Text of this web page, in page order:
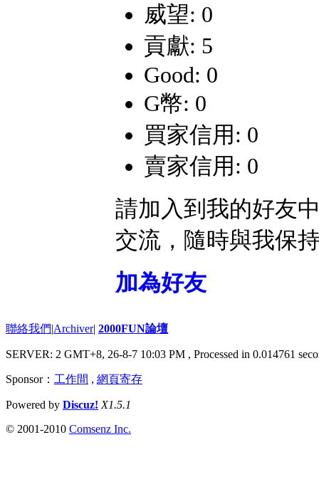
威望: 0
貢獻: 5
Good: 0
G幣: 0
買家信用: 0
賣家信用: 0
請加入到我的好友
交流，隨時與我保
加為好友
聯絡我們|Archiver| 2000FUN論壇
SERVER: 2 GMT+8, 26-8-7 10:03 PM , Processed in 0.014761
Sponsor： 工作間 , 網頁寄存
Powered by Discuz! X1.5.1
© 2001-2010 Comsenz Inc.